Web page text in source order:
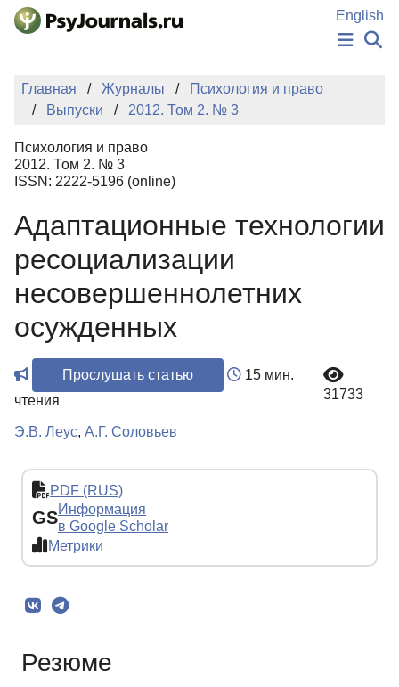
Перейти к основному содержанию
English
НОВОСТИ
ИЗДАНИЯ
ПОДАТЬ РУКОПИСЬ
КЛЮЧЕВЫЕ СЛОВА
Главная Журналы
Психология и право
Выпуски
2012. Том 2. № 3
Психология и право
2012. Том 2. № 3
ISSN: 2222-5196 (online)
Адаптационные технологии
ресоциализации
несовершеннолетних
осужденных
Прослушать статью
15 мин.
чтения
31733
Э.В. Леус, А.Г. Соловьев
PDF (RUS)
GSИнформация
в Google Scholar
Метрики
Резюме